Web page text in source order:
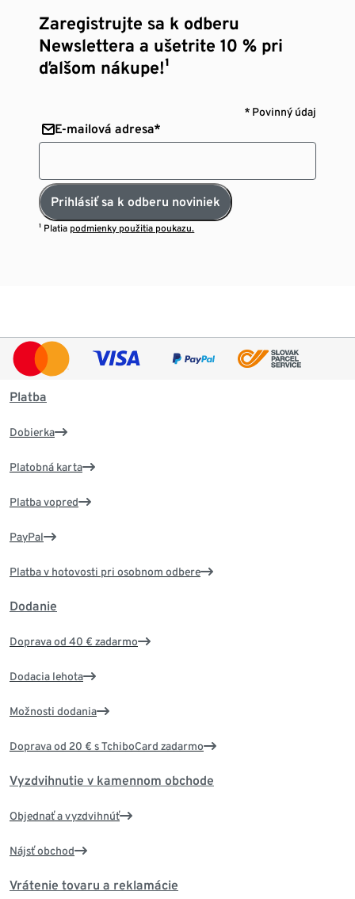
Zaregistrujte sa k odberu
Newslettera a ušetrite 10 % pri
ďalšom nákupe!¹
* Povinný údaj
E-mailová adresa*
Prihlásiť sa k odberu noviniek
¹ Platia podmienky použitia poukazu.
Platba
Dobierka
Platobná karta
Platba vopred
PayPal
Platba v hotovosti pri osobnom odbere
Dodanie
Doprava od 40 € zadarmo
Dodacia lehota
Možnosti dodania
Doprava od 20 € s TchiboCard zadarmo
Vyzdvihnutie v kamennom obchode
Objednať a vyzdvihnúť
Nájsť obchod
Vrátenie tovaru a reklamácie